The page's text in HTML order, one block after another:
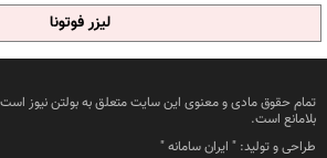
لیزر فوتونا
تمام حقوق مادی و معنوی این سایت متعلق به بولتن نیوز است
بلامانع است.
طراحی و تولید: " ایران سامانه"